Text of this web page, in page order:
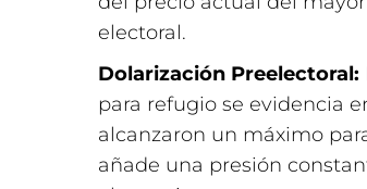
electoral.
Dolarización Preelectoral:
para refugio se evidencia
alcanzaron un máximo
añade una presión